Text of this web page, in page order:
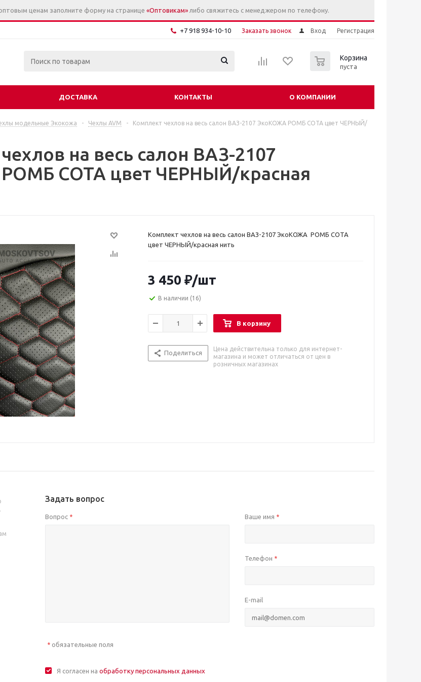
ценам заполните форму на странице «Оптовикам» либо свяжитесь с менеджером по телефону.
Вход Регистрация
+7 918 934-10-10 Заказать звонок
Корзина
пуста
ДОСТАВКА КОНТАКТЫ О КОМПАНИИ
модельные Экокожа - Чехлы AVM -
Комплект чехлов на весь салон ВАЗ-2107 ЭкоКОЖА РОМБ СОТА цвет ЧЕРНЫЙ/
на весь салон ВАЗ-2107
СОТА цвет ЧЕРНЫЙ/красная
Комплект чехлов на весь салон ВАЗ-2107 ЭкоКОЖА РОМБ СОТА
цвет ЧЕРНЫЙ/красная нить
3 450 ₽/шт
В наличии (16)
В корзину
Поделиться
Цена действительна только для интернет-
магазина и может отличаться от цен в
розничных магазинах
Задать вопрос
Вопрос * Ваше имя *
Телефон *
E-mail
*обязательные поля
Я согласен на обработку персональных данных